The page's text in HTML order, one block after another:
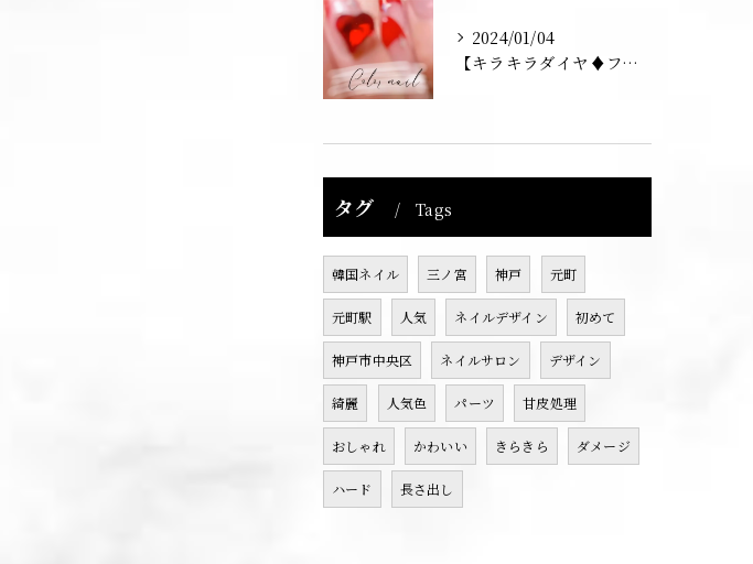
2024/01/04
【キラキラダイヤ♦️フレンチネイル】
タグ Tags
韓国ネイル 三ノ宮 神戸 元町
元町駅 人気 ネイルデザイン 初めて
神戸市中央区 ネイルサロン デザイン
綺麗 人気色 パーツ 甘皮処理
おしゃれ かわいい きらきら ダメージ
ハード 長さ出し